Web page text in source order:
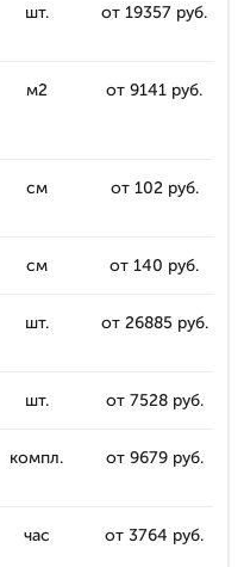
шт. от 19357 руб.
м2 от 9141 руб.
см от 102 руб.
см от 140 руб.
шт. от 26885 руб.
шт. от 7528 руб.
компл. от 9679 руб.
час от 3764 руб.